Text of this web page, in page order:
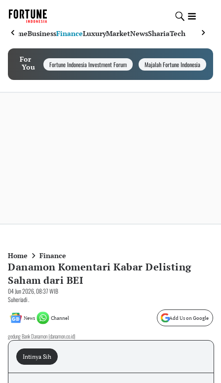
HomeBusinessFinanceLuxuryMarketNewsShariaTech
For
You
Fortune Indonesia Investment Forum Majalah Fortune Indonesia
Home Finance
Danamon Komentari Kabar Delisting
Saham dari BEI
04 Jun 2026, 08:37 WIB
Suheriadi .
News Channel Add Us on Google
gedung Bank Danamon (danamon.co.id)
Intinya Sih